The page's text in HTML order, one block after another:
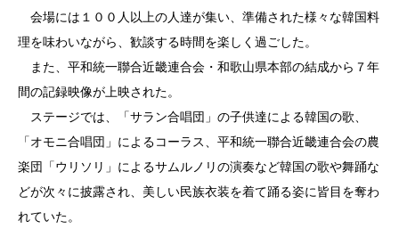
会場には１００人以上の人達が集い、準備された様々な韓国料
理を味わいながら、歓談する時間を楽しく過ごした。
また、平和統一聯合近畿連合会・和歌山県本部の結成から７年
間の記録映像が上映された。
ステージでは、「サラン合唱団」の子供達による韓国の歌、
「オモニ合唱団」によるコーラス、平和統一聯合近畿連合会の農
楽団「ウリソリ」によるサムルノリの演奏など韓国の歌や舞踊な
どが次々に披露され、美しい民族衣装を着て踊る姿に皆目を奪わ
れていた。